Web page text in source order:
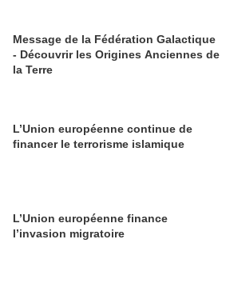
Message de la Fédération Galactique
- Découvrir les Origines Anciennes de
la Terre
L’Union européenne continue de
financer le terrorisme islamique
L’Union européenne finance
l’invasion migratoire